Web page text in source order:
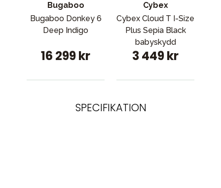
Bugaboo
Bugaboo Donkey 6
Deep Indigo
16 299 kr
Cybex
Cybex Cloud T I-Size
Plus Sepia Black
babyskydd
3 449 kr
SPECIFIKATION